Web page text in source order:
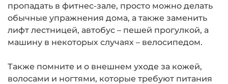
пропадать в фитнес-зале, просто можно делать
обычные упражнения дома, а также заменить
лифт лестницей, автобус – пешей прогулкой, а
машину в некоторых случаях – велосипедом.
Также помните и о внешнем уходе за кожей,
волосами и ногтями, которые требуют питания